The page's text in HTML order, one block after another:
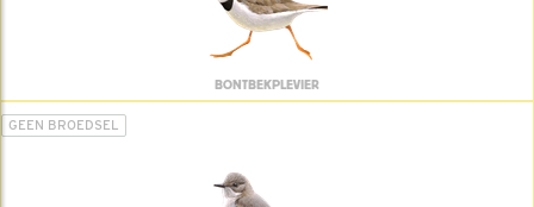
BONTBEKPLEVIER
GEEN BROEDSEL